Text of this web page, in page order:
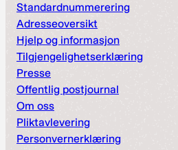
Standardnummerering
Adresseoversikt
Hjelp og informasjon
Tilgjengelighetserklæring
Presse
Offentlig postjournal
Om oss
Pliktavlevering
Personvernerklæring